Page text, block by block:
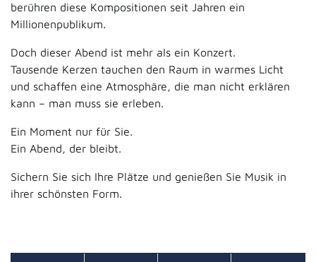
berühren diese Kompositionen seit Jahren ein
Millionenpublikum.
Doch dieser Abend ist mehr als ein Konzert.
Tausende Kerzen tauchen den Raum in warmes Licht
und schaffen eine Atmosphäre, die man nicht erklären
kann – man muss sie erleben.
Ein Moment nur für Sie.
Ein Abend, der bleibt.
Sichern Sie sich Ihre Plätze und genießen Sie Musik in
ihrer schönsten Form.